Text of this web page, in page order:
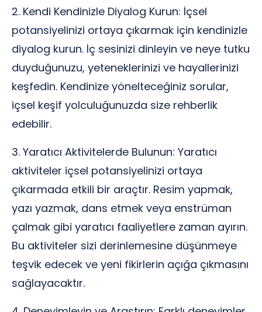
2. Kendi Kendinizle Diyalog Kurun: İçsel
potansiyelinizi ortaya çıkarmak için kendinizle
diyalog kurun. İç sesinizi dinleyin ve neye tutku
duyduğunuzu, yeteneklerinizi ve hayallerinizi
keşfedin. Kendinize yönelteceğiniz sorular,
içsel keşif yolculuğunuzda size rehberlik
edebilir.
3. Yaratıcı Aktivitelerde Bulunun: Yaratıcı
aktiviteler içsel potansiyelinizi ortaya
çıkarmada etkili bir araçtır. Resim yapmak,
yazı yazmak, dans etmek veya enstrüman
çalmak gibi yaratıcı faaliyetlere zaman ayırın.
Bu aktiviteler sizi derinlemesine düşünmeye
teşvik edecek ve yeni fikirlerin açığa çıkmasını
sağlayacaktır.